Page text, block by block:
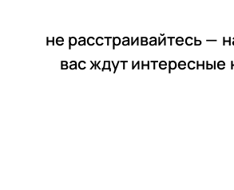
не расстраивайтесь —
вас ждут интересные